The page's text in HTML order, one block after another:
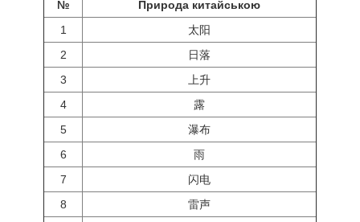
№
Природа китайською
1
太阳
2
日落
3
上升
4
露
5
瀑布
6
雨
7
闪电
8
雷声